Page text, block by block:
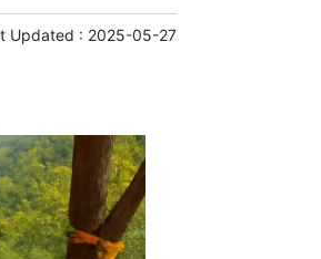
Updated : 2025-05-27